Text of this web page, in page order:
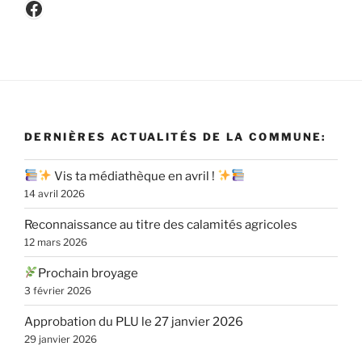
Facebook
DERNIÈRES ACTUALITÉS DE LA COMMUNE:
Vis ta médiathèque en avril !
14 avril 2026
Reconnaissance au titre des calamités agricoles
12 mars 2026
Prochain broyage
3 février 2026
Approbation du PLU le 27 janvier 2026
29 janvier 2026